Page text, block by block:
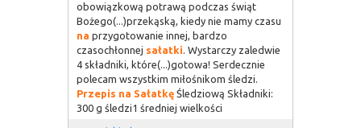
obowiązkową potrawą podczas świąt
Bożego(...)przekąską, kiedy nie mamy czasu
na przygotowanie innej, bardzo
czasochłonnej sałatki. Wystarczy zaledwie
4 składniki, które(...)gotowa! Serdecznie
polecam wszystkim miłośnikom śledzi.
Przepis na Sałatkę Śledziową Składniki:
300 g śledzi1 średniej wielkości